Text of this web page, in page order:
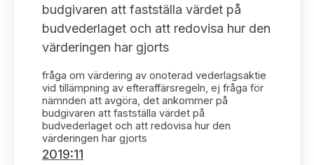
Informationsgivning
Arbetssätt och jävsfrågor
Stadgar
Arbetsordning
Ledamöter
Framställningar och konsultation
Uttalanden sorterade efter publiceringsdatum
Samtliga uttalanden sorterade årsvis
Uttalanden sorterade ämnesvis
Sök uttalanden
Takeover-regler för reglerade marknader och vissa
handelsplattformar
AKTUELLT
Prenumerera
Bildarkiv
KONTAKT
Kontakt angående ansökningar och uttalanden
Kontakt administrativa ärenden
budgivaren att fastställa värdet på
budvederlaget och att redovisa hur den
värderingen har gjorts
fråga om värdering av onoterad vederlagsaktie
vid tillämpning av efteraffärsregeln, ej fråga för
nämnden att avgöra, det ankommer på
budgivaren att fastställa värdet på
budvederlaget och att redovisa hur den
värderingen har gjorts
2019:11